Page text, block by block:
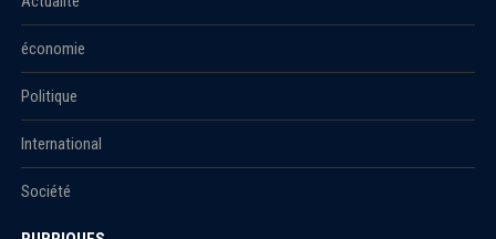
économie
Politique
International
Société